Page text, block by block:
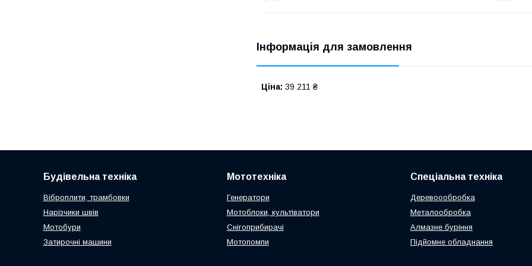
Інформація для замовлення
Ціна: 39 211 ₴
Будівельна техніка
Віброплити, трамбовки
Нарізчики швів
Мотобури
Затирочні машини
Мототехніка
Генератори
Мотоблоки, культіватори
Снігоприбирачі
Мотопомпи
Спеціальна техніка
Деревоообробка
Металообробка
Алмазне буріння
Підйомне обладнання